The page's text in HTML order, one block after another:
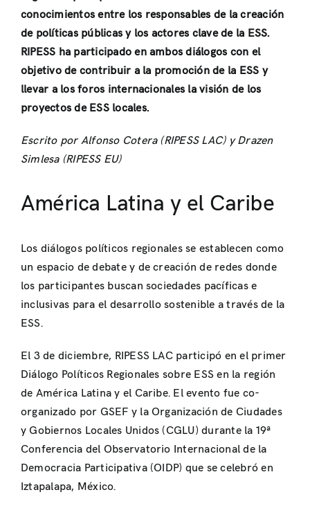
conocimientos entre los responsables de la creación
de políticas públicas y los actores clave de la ESS.
RIPESS ha participado en ambos diálogos con el
objetivo de contribuir a la promoción de la ESS y
llevar a los foros internacionales la visión de los
proyectos de ESS locales.
Escrito por Alfonso Cotera (RIPESS LAC) y Drazen
Simlesa (RIPESS EU)
América Latina y el Caribe
Los diálogos políticos regionales se establecen como
un espacio de debate y de creación de redes donde
los participantes buscan sociedades pacíficas e
inclusivas para el desarrollo sostenible a través de la
ESS.
El 3 de diciembre, RIPESS LAC participó en el primer
Diálogo Políticos Regionales sobre ESS en la región
de América Latina y el Caribe. El evento fue co-
organizado por GSEF y la Organización de Ciudades
y Gobiernos Locales Unidos (CGLU) durante la 19ª
Conferencia del Observatorio Internacional de la
Democracia Participativa (OIDP) que se celebró en
Iztapalapa, México.